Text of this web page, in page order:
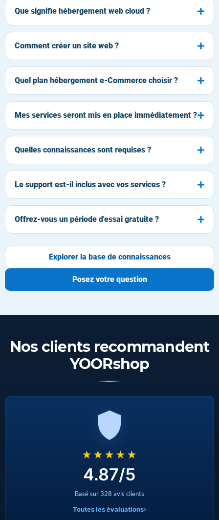
Que signifie hébergement web cloud ?
Comment créer un site web ?
Quel plan hébergement e-Commerce choisir ?
Mes services seront mis en place immédiatement ?
Quelles connaissances sont requises ?
Le support est-il inclus avec vos services ?
Offrez-vous un période d'essai gratuite ?
Explorer la base de connaissances
Posez votre question
Nos clients recommandent
YOORshop
★★★★★
4.87/5
Basé sur 328 avis clients
Toutes les évaluations›